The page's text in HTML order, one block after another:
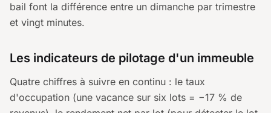
bail font la différence entre un dimanche par trimestre
et vingt minutes.
Les indicateurs de pilotage d'un immeuble
Quatre chiffres à suivre en continu : le taux
d'occupation (une vacance sur six lots = −17 % de